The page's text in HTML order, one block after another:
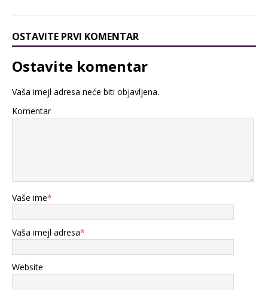
OSTAVITE PRVI KOMENTAR
Ostavite komentar
Vaša imejl adresa neće biti objavljena.
Komentar
Vaše ime*
Vaša imejl adresa*
Website